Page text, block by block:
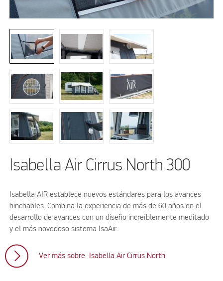
Isabella Air Cirrus North 300
Isabella AIR establece nuevos estándares para los avances
hinchables. Combina la experiencia de más de 60 años en el
desarrollo de avances con un diseño increíblemente meditado
y el más novedoso sistema IsaAir.
Ver más sobre Isabella Air Cirrus North